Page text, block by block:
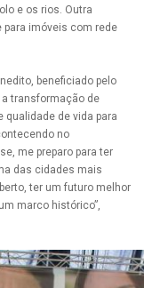
e os rios. Outra
imóveis com rede
beneficiado pelo
transformação de
qualidade de vida para
no
me preparo para ter
das cidades mais
ter um futuro melhor
marco histórico”,